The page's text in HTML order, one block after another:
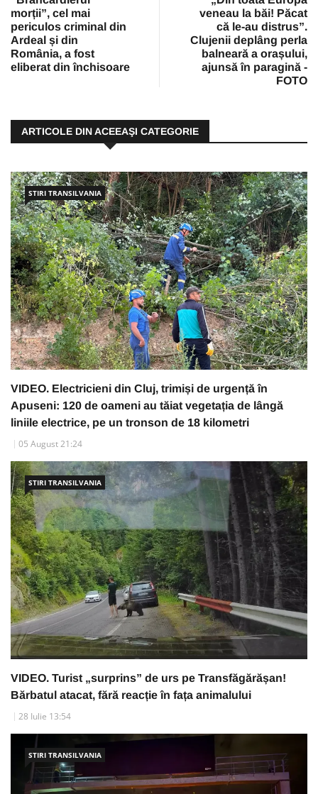
morții”, cel mai
periculos criminal din
Ardeal și din
România, a fost
eliberat din închisoare
veneau la băi! Păcat
că le-au distrus”.
Clujenii deplâng perla
balneară a orașului,
ajunsă în paragină -
FOTO
ARTICOLE DIN ACEEAŞI CATEGORIE
STIRI TRANSILVANIA
VIDEO. Electricieni din Cluj, trimiși de urgență în
Apuseni: 120 de oameni au tăiat vegetația de lângă
liniile electrice, pe un tronson de 18 kilometri
05 August 21:24
STIRI TRANSILVANIA
VIDEO. Turist „surprins” de urs pe Transfăgărășan!
Bărbatul atacat, fără reacție în fața animalului
28 Iulie 13:54
STIRI TRANSILVANIA